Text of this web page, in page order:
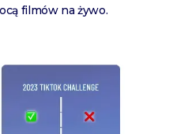
filmów na żywo.